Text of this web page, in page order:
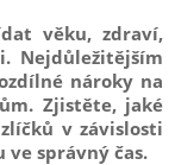
věku, zdraví,
Nejdůležitějším
nároky na
Zjistěte, jaké
v závislosti
správný čas.